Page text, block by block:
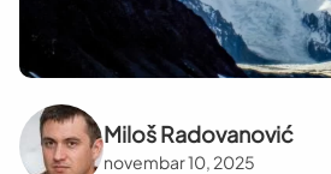
Miloš Radovanović
novembar 10, 2025